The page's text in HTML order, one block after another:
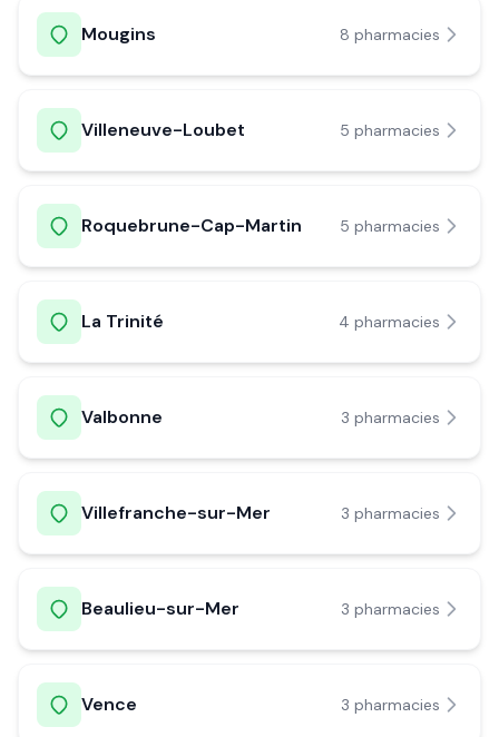
Mougins 8 pharmacies
Villeneuve-Loubet 5 pharmacies
Roquebrune-Cap-Martin 5 pharmacies
La Trinité 4 pharmacies
Valbonne 3 pharmacies
Villefranche-sur-Mer 3 pharmacies
Beaulieu-sur-Mer 3 pharmacies
Vence 3 pharmacies